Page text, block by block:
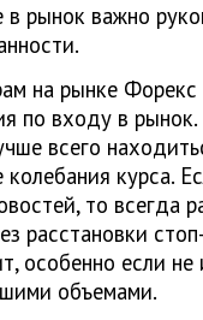
рынок важно
на рынке
по входу в
всего
курса.
то всегда
расстановки
особенно если не
объемами.